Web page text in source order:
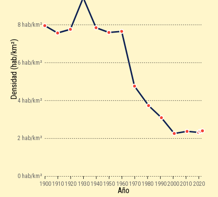
1900 1910 1920 1930 1940 1950 1960 1970 1980 199020002010 2020
0 hab/km²
2 hab/km²
4 hab/km²
6 hab/km²
8 hab/km²
Año
Densidad (hab/km²)